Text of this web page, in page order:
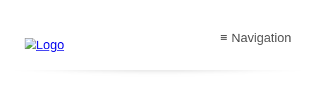
≡ Navigation